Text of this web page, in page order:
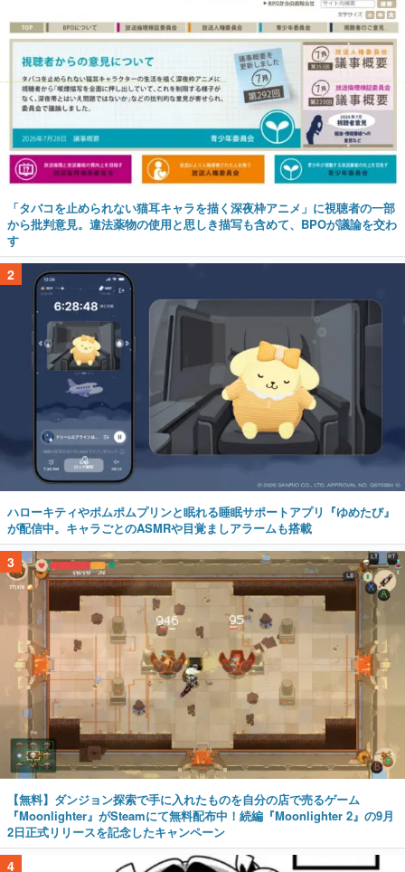
「タバコを止められない猫耳キャラを描く深夜枠アニメ」に視聴者の一部
から批判意見。違法薬物の使用と思しき描写も含めて、BPOが議論を交わ
す
2
ハローキティやポムポムプリンと眠れる睡眠サポートアプリ『ゆめたび』
が配信中。キャラごとのASMRや目覚ましアラームも搭載
3
【無料】ダンジョン探索で手に入れたものを自分の店で売るゲーム
『Moonlighter』がSteamにて無料配布中！続編『Moonlighter 2』の9月
2日正式リリースを記念したキャンペーン
4